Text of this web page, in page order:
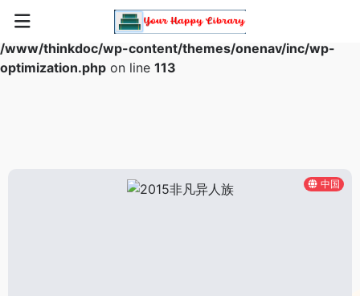
Warning
: Array to string conversion in
/www/thinkdoc/wp-content/themes/onenav/inc/wp-
optimization.php on line 113
中国